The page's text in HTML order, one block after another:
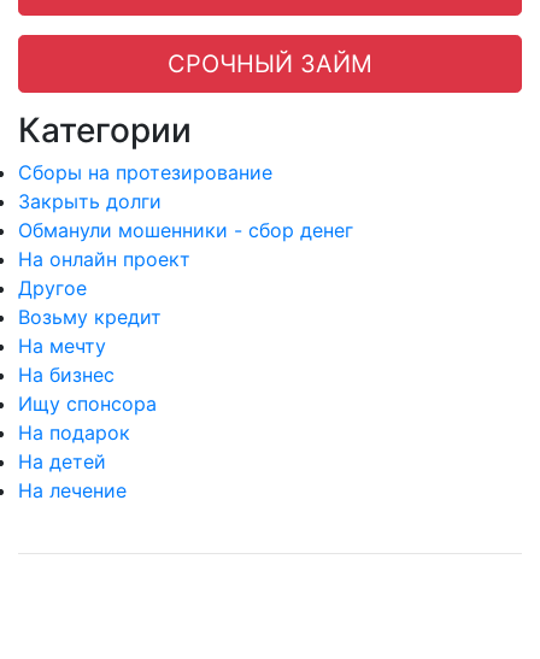
СРОЧНЫЙ ЗАЙМ
Категории
Сборы на протезирование
Закрыть долги
Обманули мошенники - сбор денег
На онлайн проект
Другое
Возьму кредит
На мечту
На бизнес
Ищу спонсора
На подарок
На детей
На лечение